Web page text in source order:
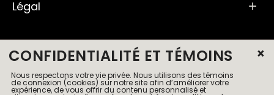
Légal
© 2026 Tous droits réservés
CONFIDENTIALITÉ ET TÉMOINS
Nous respectons votre vie privée. Nous utilisons des témoins
de connexion (cookies) sur notre site afin d’améliorer votre
expérience, de vous offrir du contenu personnalisé et
×